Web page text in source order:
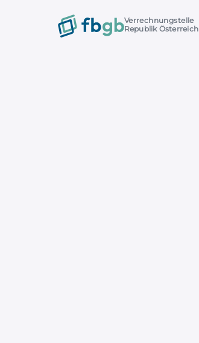
Verrechnungstelle
Republik Österreich